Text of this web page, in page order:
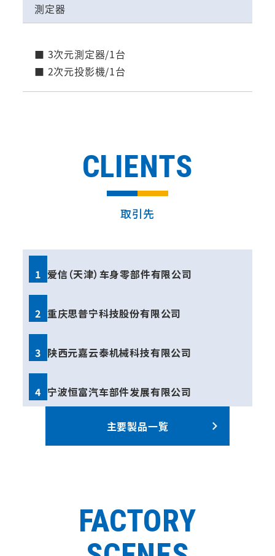
測定器
■ 3次元測定器/1台
■ 2次元投影機/1台
CLIENTS
取引先
1 爱信（天津）车身零部件有限公司
2 重庆思普宁科技股份有限公司
3 陕西元嘉云泰机械科技有限公司
4 宁波恒富汽车部件发展有限公司
主要製品一覧
FACTORY